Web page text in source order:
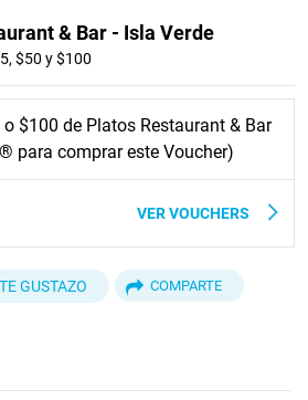
& Bar - Isla Verde
$50 y $100
$100 de Platos Restaurant & Bar
para comprar este Voucher)
VER VOUCHERS
GUSTAZO COMPARTE